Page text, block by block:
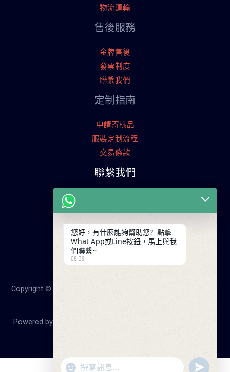
物流運輸
售後服務
金牌售後
發票制度
聯繫我們
定制指南
申請寄樣品
服裝定制流程
交易條款
聯繫我們
廣東省廣州市天河工業園
+86 13825254696
keywinf@foxmail.com
Copyright © 2026 25年大陸成衣工廠，降低您的成本！服裝打
Powered by 25年大陸成衣工廠，降低您的成本！服裝打版，
您好，有什麼能夠幫助您? 點擊
What App或Line按鈕，馬上與我
們聯繫~
08:39
"+chaty_settings.lang.emoji_picker+"